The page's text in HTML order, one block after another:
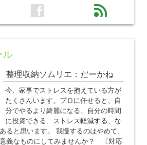
facebook feed
ル
整理収納ソムリエ：だーかね
今、家事でストレスを抱えている方が
たくさんいます。プロに任せると、自
分でやるより綺麗になる、自分の時間
に投資できる、ストレス軽減する、な
ると思います。 我慢するのはやめて、
義なものにしてみませんか？ 〔対応